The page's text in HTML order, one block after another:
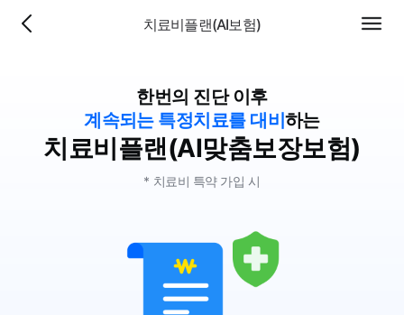
치료비플랜(AI보험)
이전
전체
한번의 진단 이후
계속되는 특정치료를 대비하는
치료비플랜(AI맞춤보장보험)
* 치료비 특약 가입 시